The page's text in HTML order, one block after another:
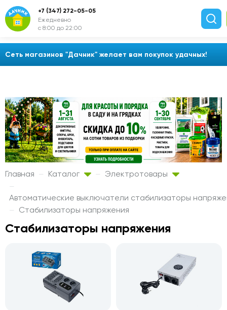
Сеть магазинов "Дачник" желает вам покупок удачных!
+7 (347) 272-05-05
Ежедневно
с 8:00 до 22:00
Главная Каталог Электротовары
Автоматические выключатели стабилизаторы
Стабилизаторы напряжения
Стабилизаторы напряжения